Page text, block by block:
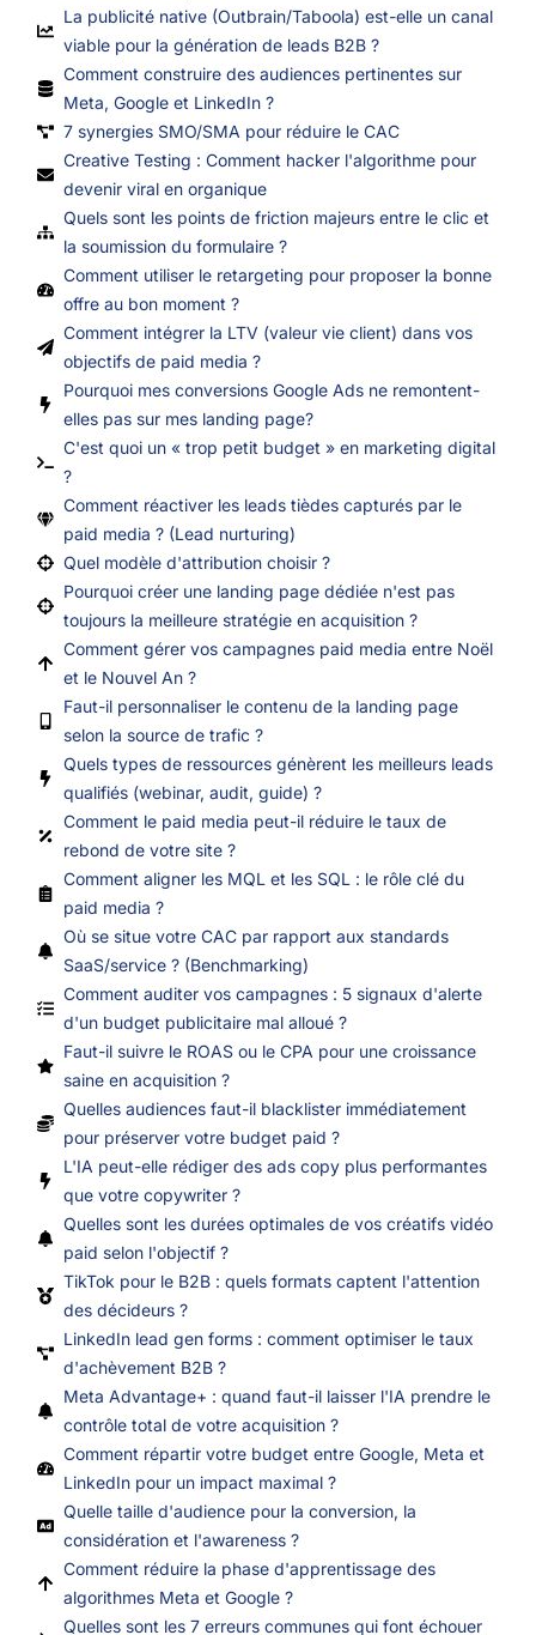
La publicité native (Outbrain/Taboola) est-elle un canal
viable pour la génération de leads B2B ?
Comment construire des audiences pertinentes sur
Meta, Google et LinkedIn ?
7 synergies SMO/SMA pour réduire le CAC
Creative Testing : Comment hacker l'algorithme pour
devenir viral en organique
Quels sont les points de friction majeurs entre le clic et
la soumission du formulaire ?
Comment utiliser le retargeting pour proposer la bonne
offre au bon moment ?
Comment intégrer la LTV (valeur vie client) dans vos
objectifs de paid media ?
Pourquoi mes conversions Google Ads ne remontent-
elles pas sur mes landing page?
C'est quoi un « trop petit budget » en marketing digital
?
Comment réactiver les leads tièdes capturés par le
paid media ? (Lead nurturing)
Quel modèle d'attribution choisir ?
Pourquoi créer une landing page dédiée n'est pas
toujours la meilleure stratégie en acquisition ?
Comment gérer vos campagnes paid media entre Noël
et le Nouvel An ?
Faut-il personnaliser le contenu de la landing page
selon la source de trafic ?
Quels types de ressources génèrent les meilleurs leads
qualifiés (webinar, audit, guide) ?
Comment le paid media peut-il réduire le taux de
rebond de votre site ?
Comment aligner les MQL et les SQL : le rôle clé du
paid media ?
Où se situe votre CAC par rapport aux standards
SaaS/service ? (Benchmarking)
Comment auditer vos campagnes : 5 signaux d'alerte
d'un budget publicitaire mal alloué ?
Faut-il suivre le ROAS ou le CPA pour une croissance
saine en acquisition ?
Quelles audiences faut-il blacklister immédiatement
pour préserver votre budget paid ?
L'IA peut-elle rédiger des ads copy plus performantes
que votre copywriter ?
Quelles sont les durées optimales de vos créatifs vidéo
paid selon l'objectif ?
TikTok pour le B2B : quels formats captent l'attention
des décideurs ?
LinkedIn lead gen forms : comment optimiser le taux
d'achèvement B2B ?
Meta Advantage+ : quand faut-il laisser l'IA prendre le
contrôle total de votre acquisition ?
Comment répartir votre budget entre Google, Meta et
LinkedIn pour un impact maximal ?
Quelle taille d'audience pour la conversion, la
considération et l'awareness ?
Comment réduire la phase d'apprentissage des
algorithmes Meta et Google ?
Quelles sont les 7 erreurs communes qui font échouer